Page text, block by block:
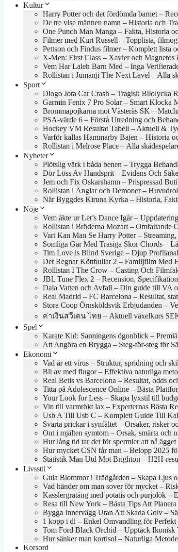
Kultur
Harry Potter och det fördömda barnet –
De tre vise männen namn – Historia och
One Punch Man Manga – Fakta, Historia
Filmer med Kurt Russell – Topplista,
Pettson och Findus filmer – Komplett lista
X-Men: First Class – Xavier och Magnetos
Vem Har Laleh Barn Med – Inga
Rollistan i Jumanji The Next Level – Alla
Sport
Diogo Jota Car Crash – Tragisk Bilolycka
Garmin Fenix 7 Pro Solar – Smart Klocka
Brommapojkarna mot Västerås SK –
PSA-värde 6 – Förstå Utredning och
Hockey VM Resultat Tabell – Aktuell &
Varför kallas Hammarby Bajen – Historia
Rollistan i Melrose Place – Alla
Nyheter
Plötslig värk i båda benen – Trygga
Dör Löss Av Handsprit – Evidens Och
Jem och Fix Oskarshamn – Prispressad
Rollistan i Änglar och Demoner –
När Byggdes Kiruna Kyrka – Historia,
Nöje
Vem åkte ur Let’s Dance Igår –
Rollistan i Bröderna Mozart – Omfattande
Vart Kan Man Se Harry Potter –
Somliga Går Med Trasiga Skor Chords –
Tim Love is Blind Sverige – Djup
Det Regnar Köttbullar 2 – Familjfilm Med
Rollistan I The Crow – Casting Och
JBL Tune Flex 2 – Recension,
Dala Vatten och Avfall – Din guide till VA
Real Madrid – FC Barcelona – Resultat,
Stora Coop Örnsköldsvik Erbjudanden –
ค่าเงินสวีเดน ไทย – Aktuell växelkurs
Spel
Karate Kid: Sanningens ögonblick –
Att Angöra en Brygga – Steg-för-steg för
Ekonomi
Vad är ett virus – Struktur, spridning och
Bli av med flugor – Effektiva naturliga
Real Betis vs Barcelona – Resultat, odds
Titta på Adolescence Online – Bästa
Your Look for Less – Skapa lyxstil till
Vin till varmrökt lax – Experternas Bästa
Usb A Till Usb C – Komplett Guide Till
Svarta prickar i synfältet – Orsaker, risker
Ont i mjälten symtom – Orsak, smärta och
Hur lång tid tar det för spermier att nå
Hur mycket CSN får man – Belopp 2025
Statistik Man Utd Mot Brighton – H2H-
Livsstil
Gula Blommor i Trädgården – Skapa Ljus
Vad händer om man sover för mycket –
Kasslergratäng med potatis och purjolök –
Resa till New York – Bästa Tips Att Planera
Bygga Innervägg Utan Att Skada Golv –
1 kopp i dl – Enkel Omvandling för
Tom Ford Black Orchid – Upptäck Ikonisk
Hur sänker man kortisol – Naturliga
Korsord